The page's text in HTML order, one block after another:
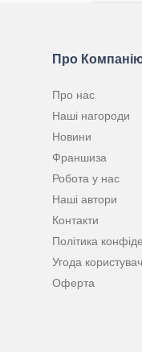
Про
Про нас
Наші нагороди
Новини
Франшиза
Робота у нас
Наші автори
Контакти
Політика
Угода
Оферта